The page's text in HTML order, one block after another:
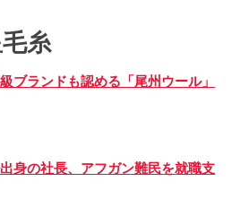
糸
ブランドも認める「尾州ウール」
身の社長、アフガン難民を就職支